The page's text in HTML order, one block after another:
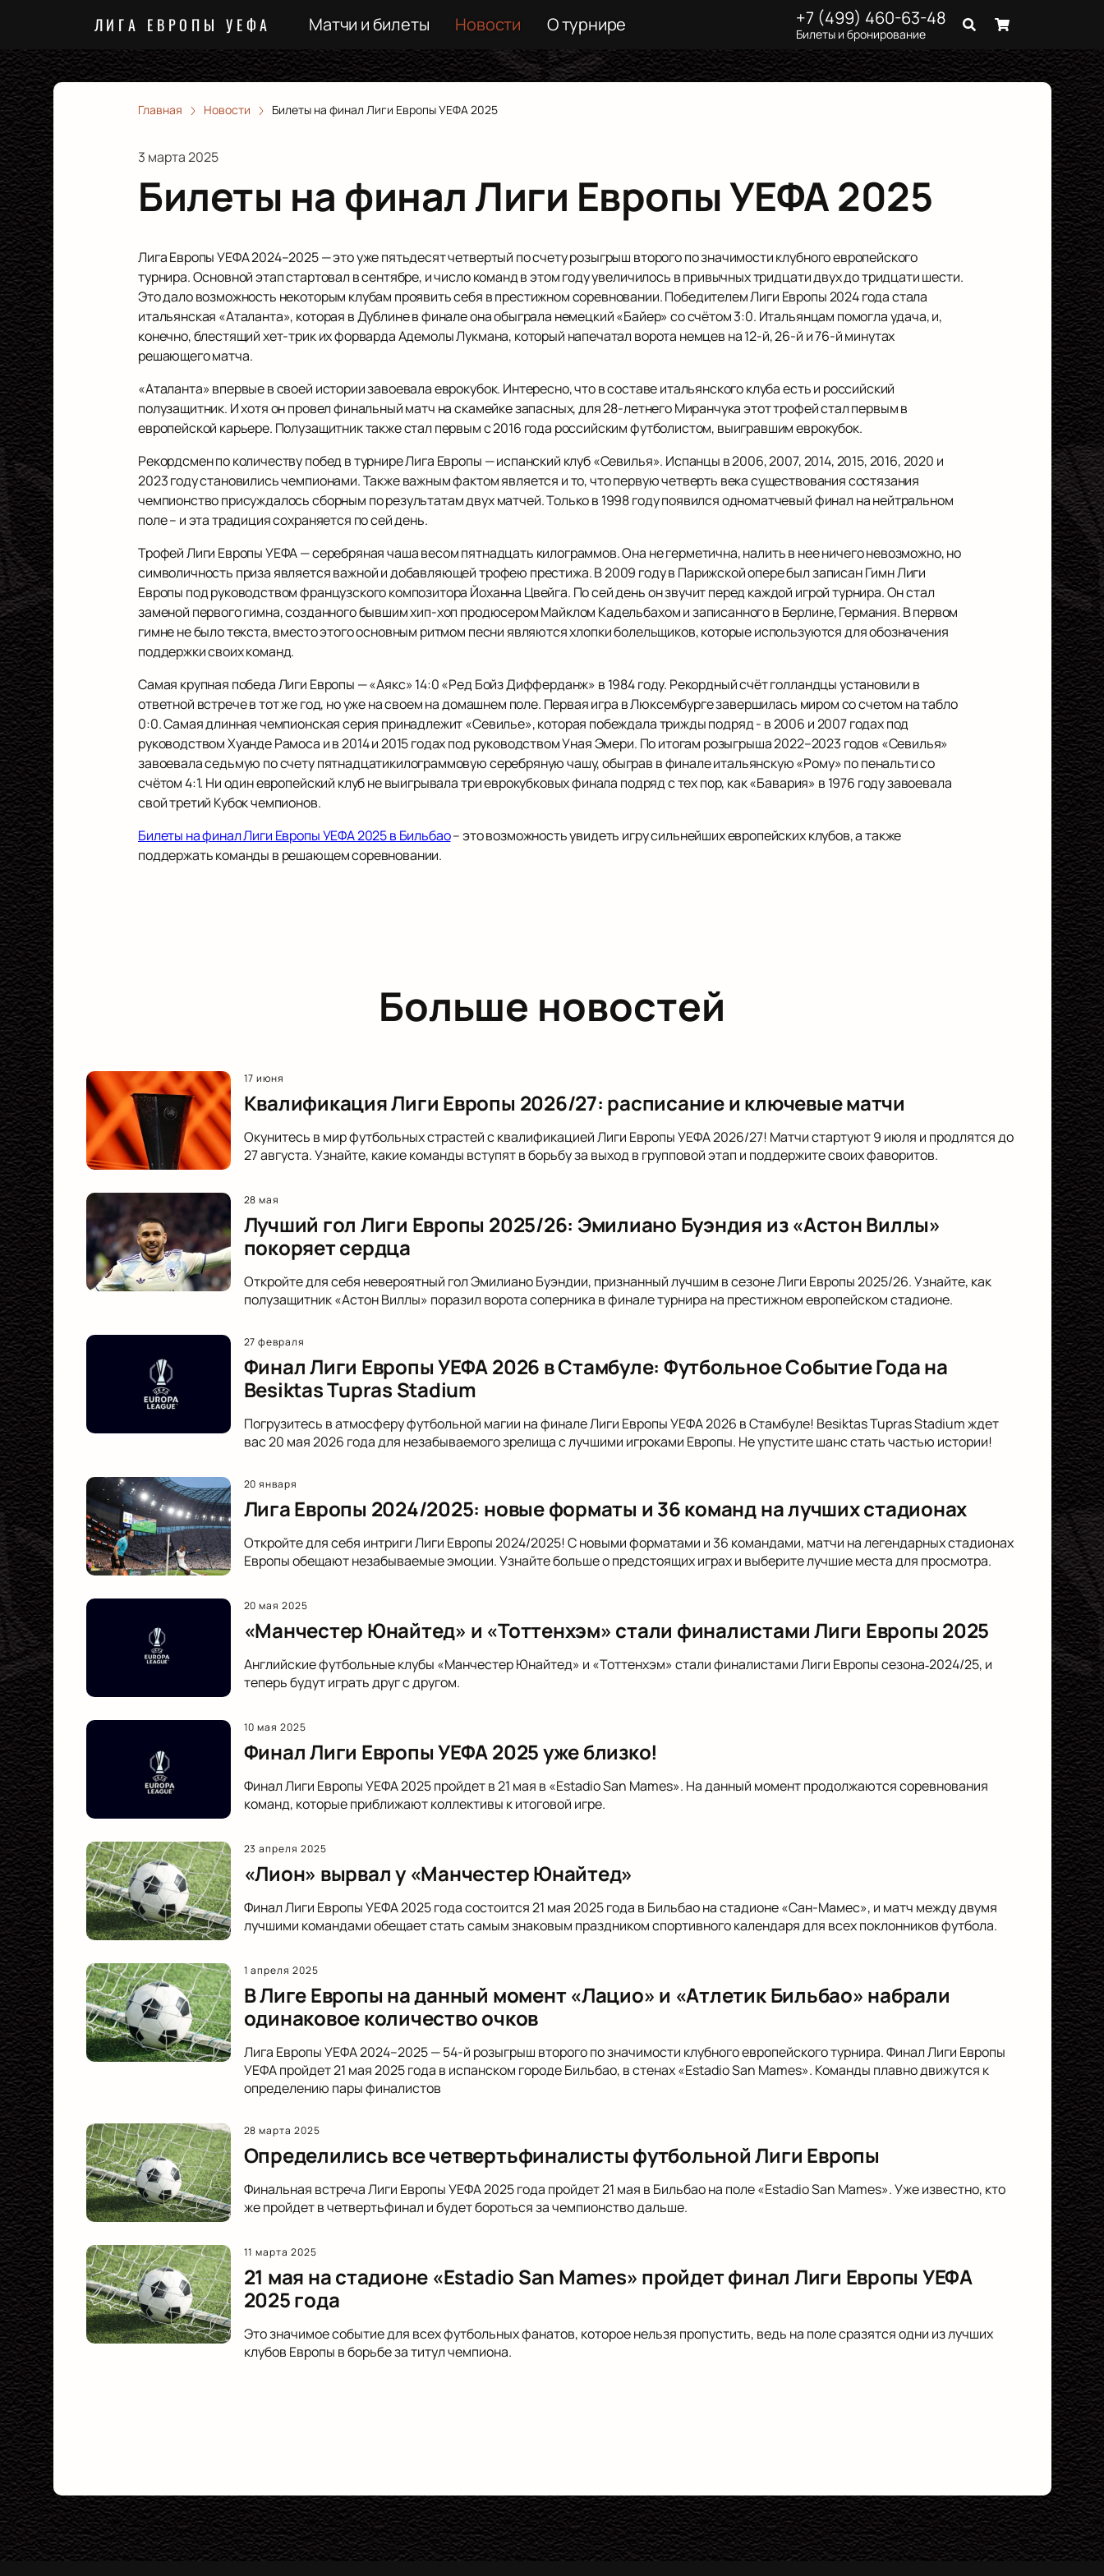
ЛИГА ЕВРОПЫ УЕФА Матчи и билеты Новости О турнире +7 (499) 460-63-48
Билеты и бронирование
Главная Новости Билеты на финал Лиги Европы УЕФА 2025
3 марта 2025
Билеты на финал Лиги Европы УЕФА 2025
Лига Европы УЕФА 2024–2025 — это уже пятьдесят четвертый по счету розыгрыш второго по значимости клубного европейского
турнира. Основной этап стартовал в сентябре, и число команд в этом году увеличилось в привычных тридцати двух до тридцати шести.
Это дало возможность некоторым клубам проявить себя в престижном соревновании. Победителем Лиги Европы 2024 года стала
итальянская «Аталанта», которая в Дублине в финале она обыграла немецкий «Байер» со счётом 3:0. Итальянцам помогла удача, и,
конечно, блестящий хет-трик их форварда Адемолы Лукмана, который напечатал ворота немцев на 12-й, 26-й и 76-й минутах
решающего матча.
«Аталанта» впервые в своей истории завоевала еврокубок. Интересно, что в составе итальянского клуба есть и российский
полузащитник. И хотя он провел финальный матч на скамейке запасных, для 28-летнего Миранчука этот трофей стал первым в
европейской карьере. Полузащитник также стал первым с 2016 года российским футболистом, выигравшим еврокубок.
Рекордсмен по количеству побед в турнире Лига Европы — испанский клуб «Севилья». Испанцы в 2006, 2007, 2014, 2015, 2016, 2020 и
2023 году становились чемпионами. Также важным фактом является и то, что первую четверть века существования состязания
чемпионство присуждалось сборным по результатам двух матчей. Только в 1998 году появился одноматчевый финал на нейтральном
поле – и эта традиция сохраняется по сей день.
Трофей Лиги Европы УЕФА — серебряная чаша весом пятнадцать килограммов. Она не герметична, налить в нее ничего невозможно, но
символичность приза является важной и добавляющей трофею престижа. В 2009 году в Парижской опере был записан Гимн Лиги
Европы под руководством французского композитора Йоханна Цвейга. По сей день он звучит перед каждой игрой турнира. Он стал
заменой первого гимна, созданного бывшим хип-хоп продюсером Майклом Кадельбахом и записанного в Берлине, Германия. В первом
гимне не было текста, вместо этого основным ритмом песни являются хлопки болельщиков, которые используются для обозначения
поддержки своих команд.
Самая крупная победа Лиги Европы — «Аякс» 14:0 «Ред Бойз Дифферданж» в 1984 году. Рекордный счёт голландцы установили в
ответной встрече в тот же год, но уже на своем на домашнем поле. Первая игра в Люксембурге завершилась миром со счетом на табло
0:0. Самая длинная чемпионская серия принадлежит «Севилье», которая побеждала трижды подряд - в 2006 и 2007 годах под
руководством Хуанде Рамоса и в 2014 и 2015 годах под руководством Уная Эмери. По итогам розыгрыша 2022–2023 годов «Севилья»
завоевала седьмую по счету пятнадцатикилограммовую серебряную чашу, обыграв в финале итальянскую «Рому» по пенальти со
счётом 4:1. Ни один европейский клуб не выигрывала три еврокубковых финала подряд с тех пор, как «Бавария» в 1976 году завоевала
свой третий Кубок чемпионов.
Билеты на финал Лиги Европы УЕФА 2025 в Бильбао– это возможность увидеть игру сильнейших европейских клубов, а также
поддержать команды в решающем соревновании.
Больше новостей
17 июня
Квалификация Лиги Европы 2026/27: расписание и ключевые матчи
Окунитесь в мир футбольных страстей с квалификацией Лиги Европы УЕФА 2026/27! Матчи стартуют 9 июля и продлятся до
27 августа. Узнайте, какие команды вступят в борьбу за выход в групповой этап и поддержите своих фаворитов.
28 мая
Лучший гол Лиги Европы 2025/26: Эмилиано Буэндия из «Астон Виллы»
покоряет сердца
Откройте для себя невероятный гол Эмилиано Буэндии, признанный лучшим в сезоне Лиги Европы 2025/26. Узнайте, как
полузащитник «Астон Виллы» поразил ворота соперника в финале турнира на престижном европейском стадионе.
27 февраля
Финал Лиги Европы УЕФА 2026 в Стамбуле: Футбольное Событие Года на
Besiktas Tupras Stadium
Погрузитесь в атмосферу футбольной магии на финале Лиги Европы УЕФА 2026 в Стамбуле! Besiktas Tupras Stadium ждет
вас 20 мая 2026 года для незабываемого зрелища с лучшими игроками Европы. Не упустите шанс стать частью истории!
20 января
Лига Европы 2024/2025: новые форматы и 36 команд на лучших стадионах
Откройте для себя интриги Лиги Европы 2024/2025! С новыми форматами и 36 командами, матчи на легендарных стадионах
Европы обещают незабываемые эмоции. Узнайте больше о предстоящих играх и выберите лучшие места для просмотра.
20 мая 2025
«Манчестер Юнайтед» и «Тоттенхэм» стали финалистами Лиги Европы 2025
Английские футбольные клубы «Манчестер Юнайтед» и «Тоттенхэм» стали финалистами Лиги Европы сезона‑2024/25, и
теперь будут играть друг с другом.
10 мая 2025
Финал Лиги Европы УЕФА 2025 уже близко!
Финал Лиги Европы УЕФА 2025 пройдет в 21 мая в «Estadio San Mames». На данный момент продолжаются соревнования
команд, которые приближают коллективы к итоговой игре.
23 апреля 2025
«Лион» вырвал у «Манчестер Юнайтед»
Финал Лиги Европы УЕФА 2025 года состоится 21 мая 2025 года в Бильбао на стадионе «Сан-Мамес», и матч между двумя
лучшими командами обещает стать самым знаковым праздником спортивного календаря для всех поклонников футбола.
1 апреля 2025
В Лиге Европы на данный момент «Лацио» и «Атлетик Бильбао» набрали
одинаковое количество очков
Лига Европы УЕФА 2024–2025 — 54-й розыгрыш второго по значимости клубного европейского турнира. Финал Лиги Европы
УЕФА пройдет 21 мая 2025 года в испанском городе Бильбао, в стенах «Estadio San Mames». Команды плавно движутся к
определению пары финалистов
28 марта 2025
Определились все четвертьфиналисты футбольной Лиги Европы
Финальная встреча Лиги Европы УЕФА 2025 года пройдет 21 мая в Бильбао на поле «Estadio San Mames». Уже известно, кто
же пройдет в четвертьфинал и будет бороться за чемпионство дальше.
11 марта 2025
21 мая на стадионе «Estadio San Mames» пройдет финал Лиги Европы УЕФА
2025 года
Это значимое событие для всех футбольных фанатов, которое нельзя пропустить, ведь на поле сразятся одни из лучших
клубов Европы в борьбе за титул чемпиона.